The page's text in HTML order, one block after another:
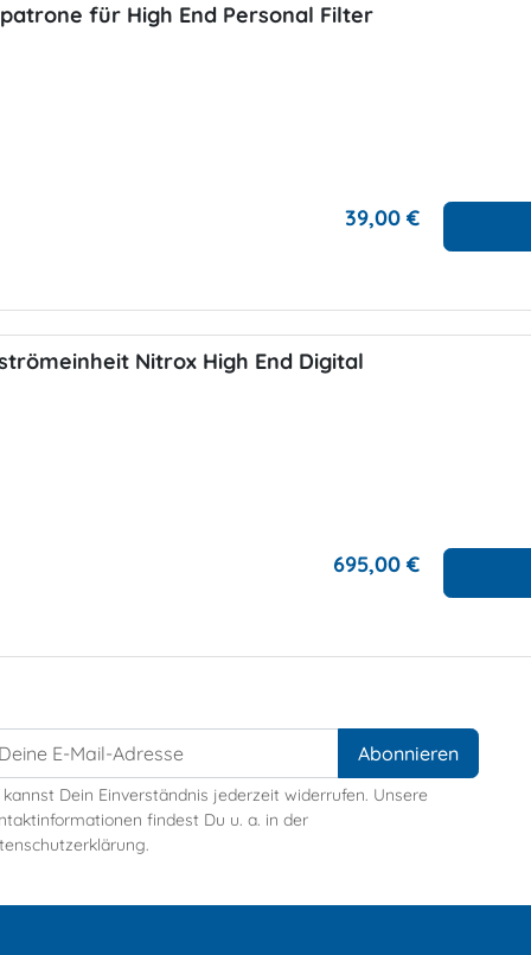
für High End Personal Filter
39,00 €
Nitrox High End Digital
695,00 €
kannst Dein Einverständnis jederzeit widerrufen. Unsere
findest Du u. a. in der